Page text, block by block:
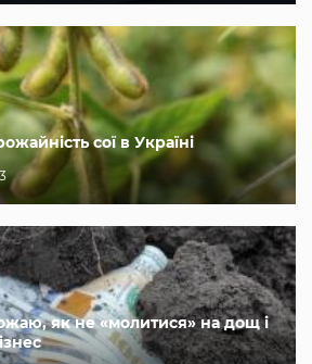
сої в Україні
як не «молитися» на дощ і